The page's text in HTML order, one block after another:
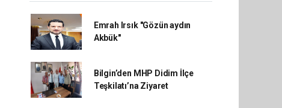
Emrah Irsık "Gözün aydın
Akbük"
Bilgin’den MHP Didim İlçe
Teşkilatı’na Ziyaret